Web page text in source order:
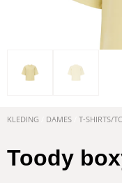
KLEDING DAMES T-SHIRTS/
Toody